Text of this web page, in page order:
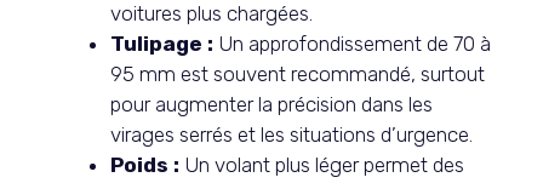
voitures plus chargées.
Tulipage : Un approfondissement de 70 à
95 mm est souvent recommandé, surtout
pour augmenter la précision dans les
virages serrés et les situations d’urgence.
Poids : Un volant plus léger permet des